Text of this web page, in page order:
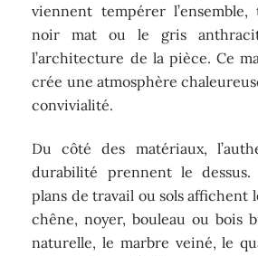
viennent tempérer
noir mat ou le gris
l’architecture de la pièce. Ce
crée une atmosphère
convivialité.
Du côté des matériaux,
durabilité prennent le dessus.
plans de travail ou sols affichent
chêne, noyer, bouleau ou bois
naturelle, le marbre veiné, le